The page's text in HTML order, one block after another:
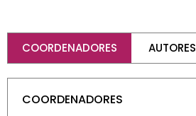
COORDENADORES AUTORES
COORDENADORES